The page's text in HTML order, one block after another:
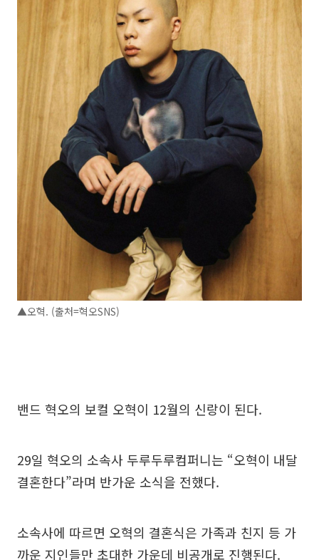
▲오혁. (출처=혁오SNS)
밴드 혁오의 보컬 오혁이 12월의 신랑이 된다.
29일 혁오의 소속사 두루두루컴퍼니는 “오혁이 내달
결혼한다”라며 반가운 소식을 전했다.
소속사에 따르면 오혁의 결혼식은 가족과 친지 등 가
까운 지인들만 초대한 가운데 비공개로 진행된다.